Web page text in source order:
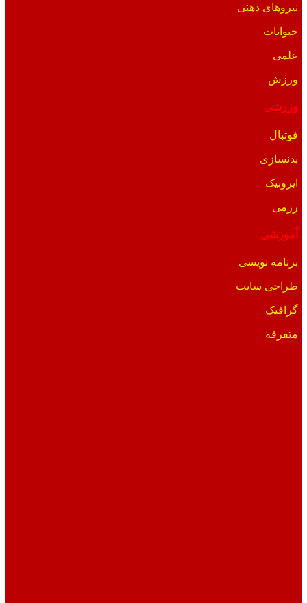
نیروهای ذهنی
حیوانات
علمی
ورزش
ورزشی
فوتبال
بدنسازی
ایروبیک
رزمی
آموزشی
برنامه نویسی
طراحی سایت
گرافیک
متفرقه